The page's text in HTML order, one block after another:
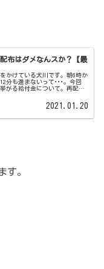
布はダメなんスか？【最
かけている犬川です。朝6時か
分も進まないって･･･。今回
がる給付金について。再配布
2021.01.20
す。